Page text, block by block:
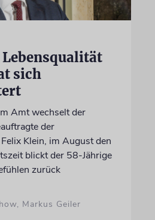
sich
Amt wechselt der
der
Klein, im August den
blickt der 58-Jährige
zurück
Markus Geiler